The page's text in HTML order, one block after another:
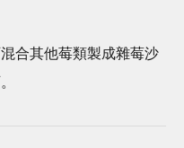
合其他莓類製成雜莓沙